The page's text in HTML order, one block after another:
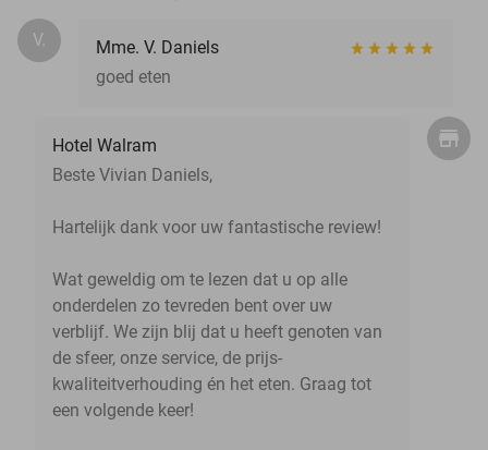
V.
Mme. V. Daniels
goed eten
Hotel Walram
Beste Vivian Daniels,
Hartelijk dank voor uw fantastische review!
Wat geweldig om te lezen dat u op alle
onderdelen zo tevreden bent over uw
verblijf. We zijn blij dat u heeft genoten van
de sfeer, onze service, de prijs-
kwaliteitverhouding én het eten. Graag tot
een volgende keer!